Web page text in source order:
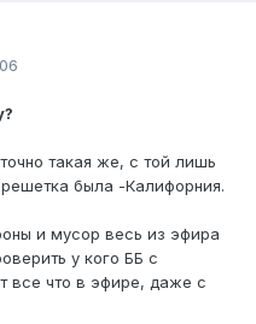
такая же, с той лишь
была -Калифорния.
и мусор весь из эфира
у кого ББ с
все что в эфире, даже с